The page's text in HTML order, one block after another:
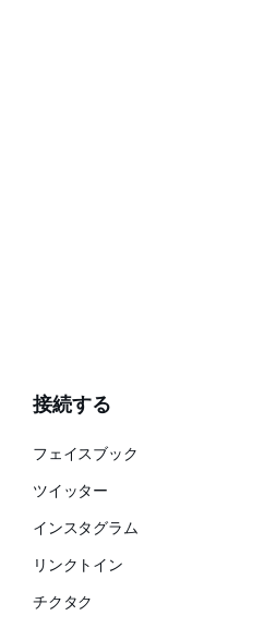
接続する
フェイスブック
ツイッター
インスタグラム
リンクトイン
チクタク